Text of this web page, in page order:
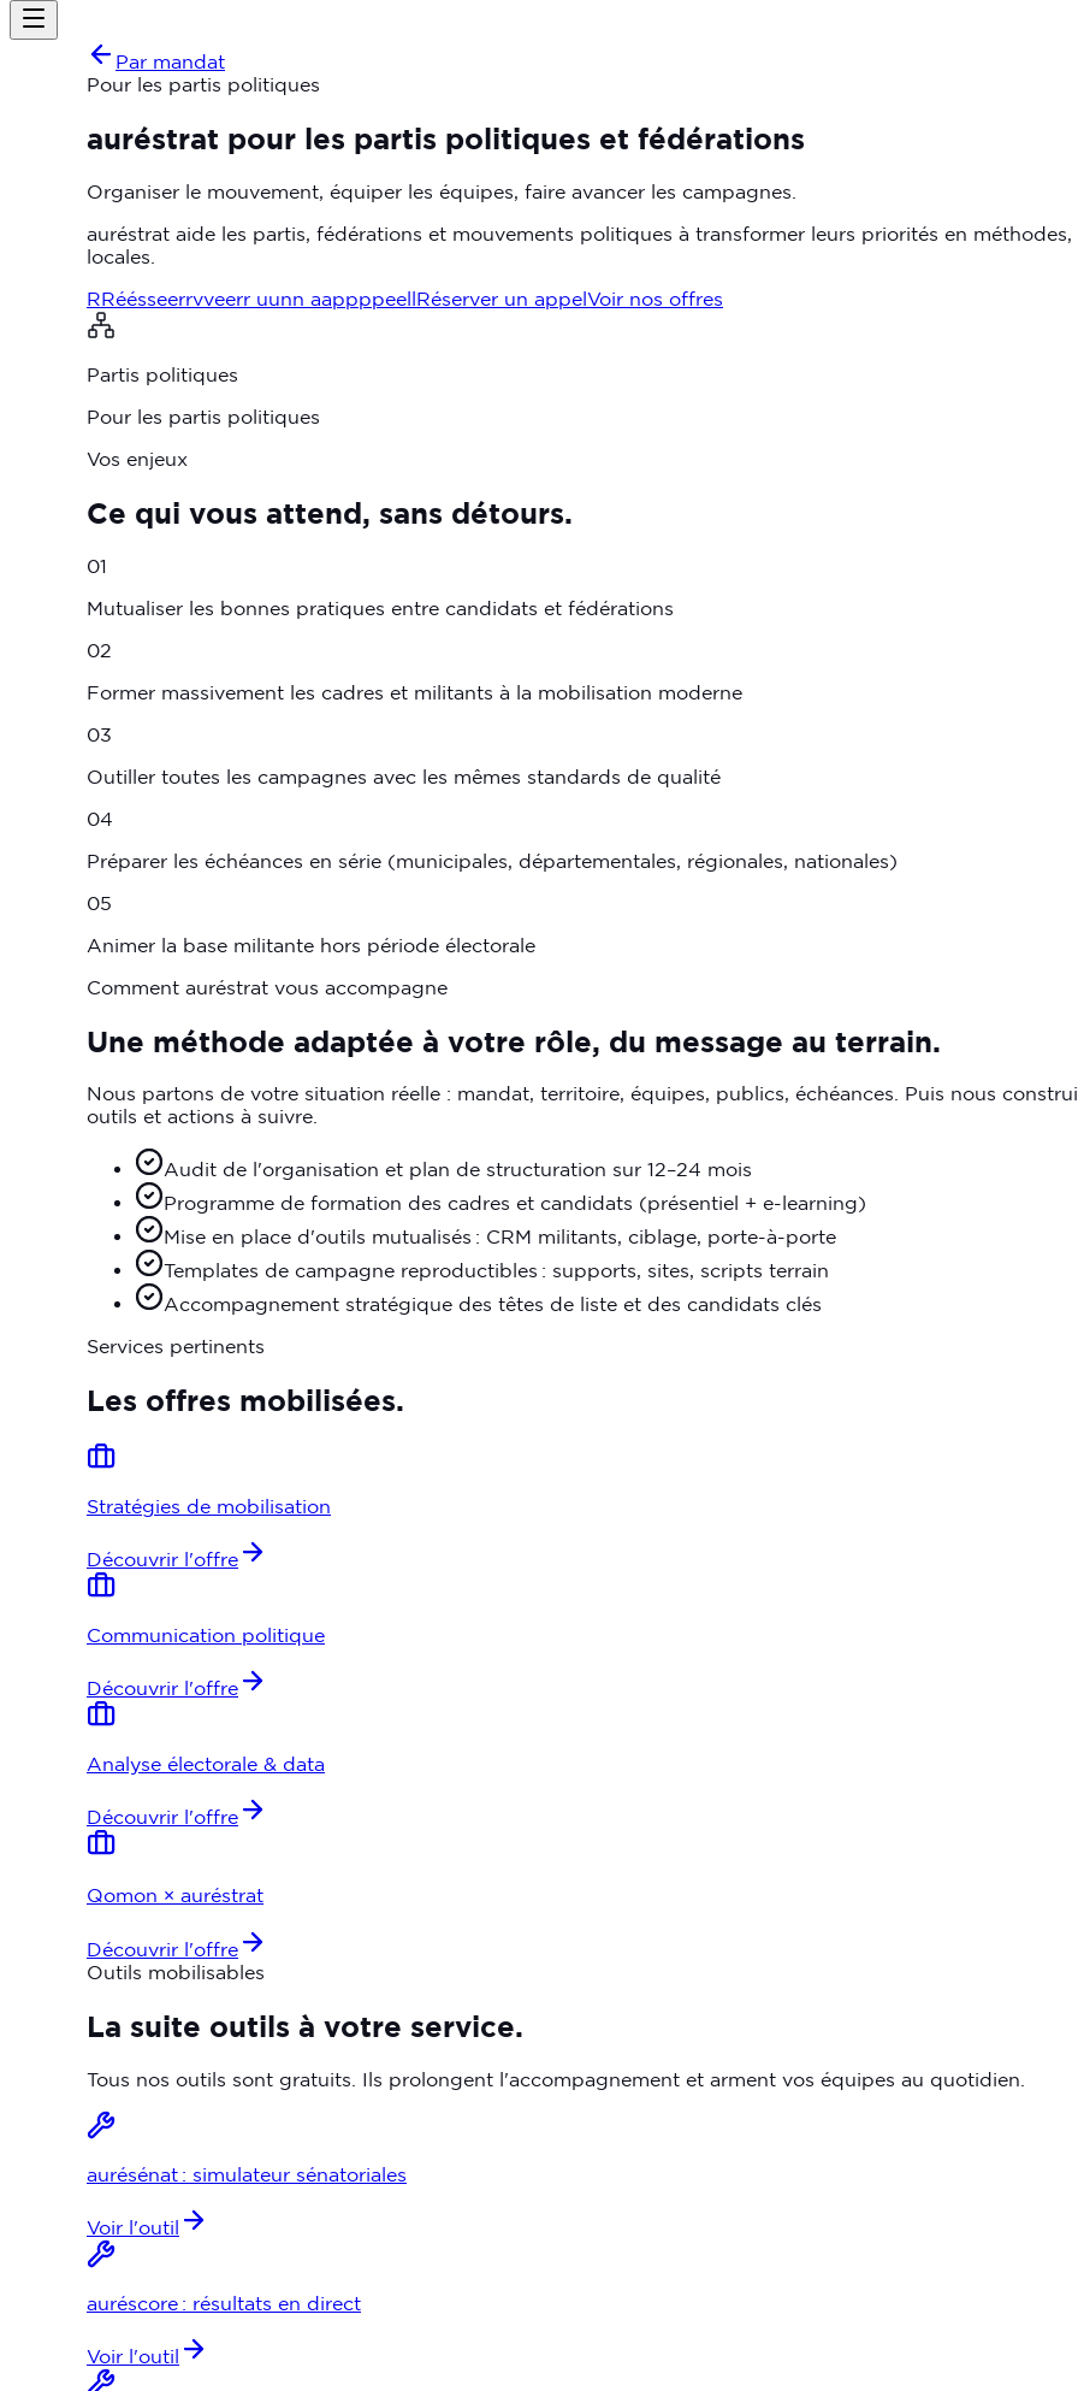
Par mandat
Pour les partis politiques
auréstrat pour les partis politiques et fédérations
Organiser le mouvement, équiper les équipes, faire avancer les campagnes.
auréstrat aide les partis, fédérations et mouvements politiques à transformer leurs priorités en
locales.
RRéésseerrvveerr uunn aappppeellRéserver un appelVoir nos offres
Partis politiques
Pour les partis politiques
Vos enjeux
Ce qui vous attend, sans détours.
01
Mutualiser les bonnes pratiques entre candidats et fédérations
02
Former massivement les cadres et militants à la mobilisation moderne
03
Outiller toutes les campagnes avec les mêmes standards de qualité
04
Préparer les échéances en série (municipales, départementales, régionales, nationales)
05
Animer la base militante hors période électorale
Comment auréstrat vous accompagne
Une méthode adaptée à votre rôle, du message au terrain.
Nous partons de votre situation réelle : mandat, territoire, équipes, publics, échéances. Puis nous
outils et actions à suivre.
Audit de l'organisation et plan de structuration sur 12–24 mois
Programme de formation des cadres et candidats (présentiel + e-learning)
Mise en place d'outils mutualisés : CRM militants, ciblage, porte-à-porte
Templates de campagne reproductibles : supports, sites, scripts terrain
Accompagnement stratégique des têtes de liste et des candidats clés
Services pertinents
Les offres mobilisées.
Stratégies de mobilisation
Découvrir l'offre
Communication politique
Découvrir l'offre
Analyse électorale & data
Découvrir l'offre
Qomon × auréstrat
Découvrir l'offre
Outils mobilisables
La suite outils à votre service.
Tous nos outils sont gratuits. Ils prolongent l'accompagnement et arment vos équipes au quotidien.
aurésénat : simulateur sénatoriales
Voir l'outil
auréscore : résultats en direct
Voir l'outil